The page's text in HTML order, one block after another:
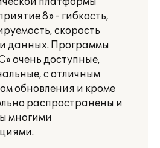
8» - гибкость,
скорость
данных. Программы
очень доступные,
с отличным
обновления и кроме
распространены и
многими